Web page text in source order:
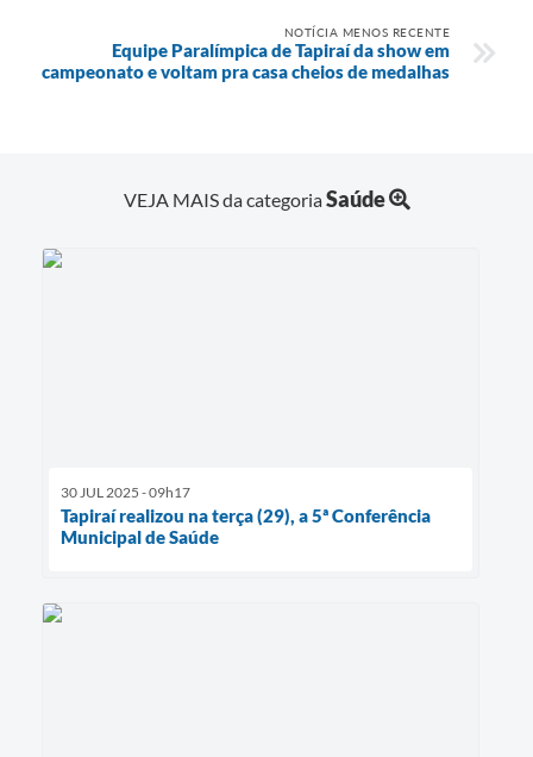
NOTÍCIA MENOS RECENTE
Equipe Paralímpica de Tapiraí da show em
campeonato e voltam pra casa cheios de medalhas
VEJA MAIS da categoriaSaúde
30 JUL 2025 - 09h17
Tapiraí realizou na terça (29), a 5ª Conferência
Municipal de Saúde